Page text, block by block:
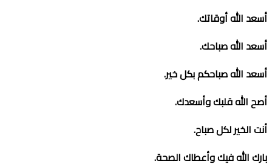
أسعد الله أوقاتك.
أسعد الله صباحك.
أسعد الله صباحكم بكل خير.
أصح الله قلبك وأسعدك.
أنت الخير لكل صباح.
بارك الله فيك وأعطاك الصحة.